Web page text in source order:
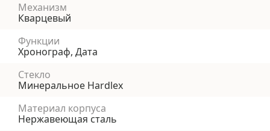
Механизм
Кварцевый
Функции
Хронограф, Дата
Стекло
Минеральное Hardlex
Материал корпуса
Нержавеющая сталь